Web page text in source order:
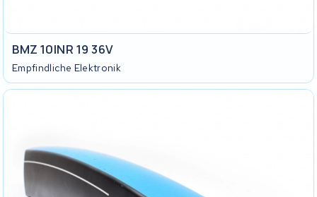
BMZ 10INR 19 36V
Empfindliche Elektronik